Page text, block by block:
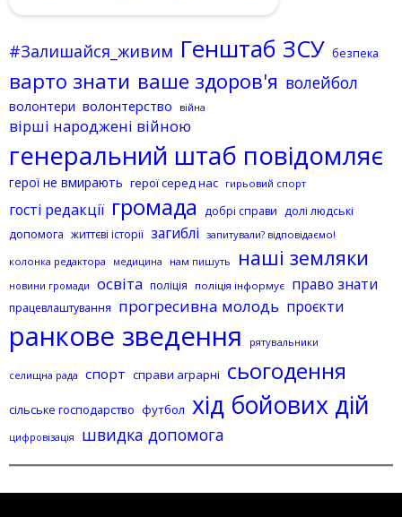
#Залишайся_живим Генштаб ЗСУ безпека
варто знати ваше здоров'я волейбол
волонтери волонтерство війна
вірші народжені війною
генеральний штаб повідомляє
герої не вмирають герої серед нас гирьовий спорт
гості редакції громада добрі справи долі людські
допомога життєві історії загиблі запитували? відповідаємо!
колонка редактора
медицина нам пишуть наші земляки
новини громади освіта поліція поліція інформує право знати
працевлаштування прогресивна молодь проєкти
ранкове зведення рятувальники
селищна рада спорт справи аграрні сьогодення
сільське господарство футбол хід бойових дій
цифровізація швидка допомога